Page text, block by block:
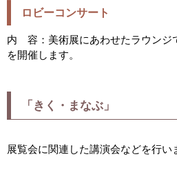
ロビーコンサート
内 容：美術展にあわせたラウンジ
を開催します。
「きく・まなぶ」
展覧会に関連した講演会などを行い